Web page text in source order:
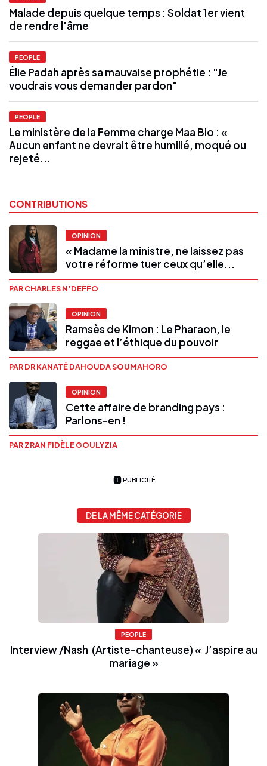
Malade depuis quelque temps : Soldat 1er vient
de rendre l'âme
PEOPLE
Élie Padah après sa mauvaise prophétie : "Je
voudrais vous demander pardon"
PEOPLE
Le ministère de la Femme charge Maa Bio : «
Aucun enfant ne devrait être humilié, moqué ou
rejeté...
CONTRIBUTIONS
OPINION
« Madame la ministre, ne laissez pas
votre réforme tuer ceux qu’elle...
PAR CHARLES N’DEFFO
OPINION
Ramsès de Kimon : Le Pharaon, le
reggae et l’éthique du pouvoir
PAR DR KANATÉ DAHOUDA SOUMAHORO
OPINION
Cette affaire de branding pays :
Parlons-en !
PAR ZRAN FIDÈLE GOULYZIA
PUBLICITÉ
DE LA MÊME CATÉGORIE
PEOPLE
Interview /Nash (Artiste-chanteuse) « J’aspire au
mariage »